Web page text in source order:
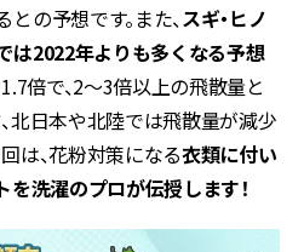
の予想です。また、スギ・ヒノ
は2022年よりも多くなる予想
倍で、2～3倍以上の飛散量と
北日本や北陸では飛散量が減少
は、花粉対策になる衣類に付い
を洗濯のプロが伝授します！